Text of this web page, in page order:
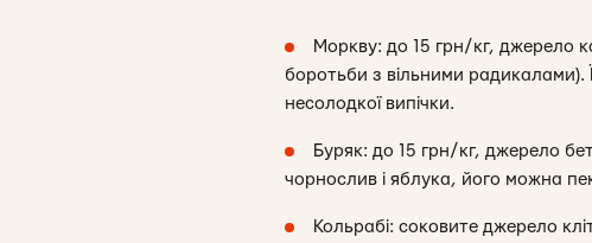
Моркву: до 15 грн/кг, джерело
боротьби з вільними радикалами).
несолодкої випічки.
Буряк: до 15 грн/кг, джерело
чорнослив і яблука, його можна
Кольрабі: соковите джерело